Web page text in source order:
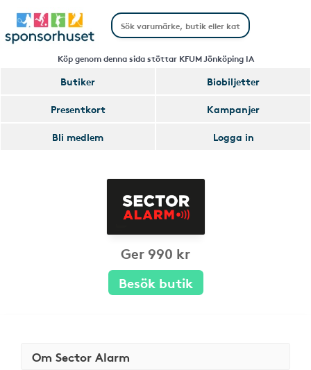
Köp genom denna sida stöttar KFUM Jönköping IA
Butiker
Biobiljetter
Presentkort
Kampanjer
Bli medlem
Logga in
Ger 990 kr
Besök butik
Om Sector Alarm